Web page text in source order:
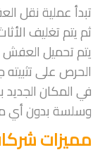
تبدأ عملية نقل
ثم يتم تغليف
يتم تحميل
الحرص على تثبيته
في المكان
وسلسة بدون أي
مميزات